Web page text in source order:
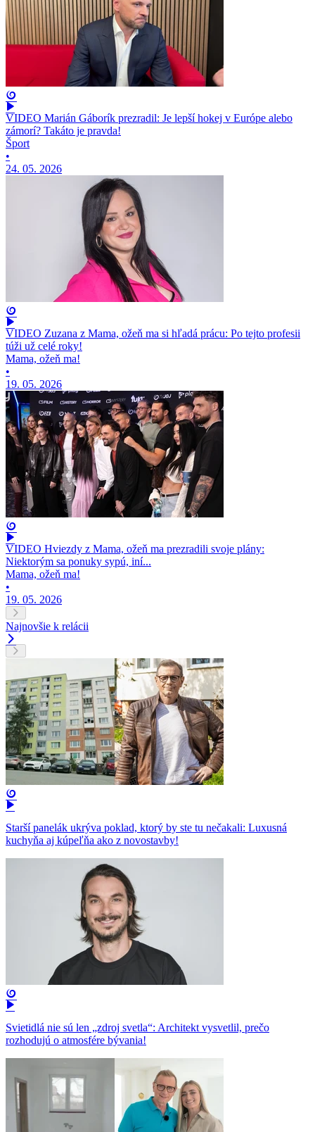
VIDEO Marián Gáborík prezradil: Je lepší hokej v Európe alebo
zámorí? Takáto je pravda!
Šport
•
24. 05. 2026
VIDEO Zuzana z Mama, ožeň ma si hľadá prácu: Po tejto profesii
túži už celé roky!
Mama, ožeň ma!
•
19. 05. 2026
VIDEO Hviezdy z Mama, ožeň ma prezradili svoje plány:
Niektorým sa ponuky sypú, iní...
Mama, ožeň ma!
•
19. 05. 2026
Najnovšie k relácii
Starší panelák ukrýva poklad, ktorý by ste tu nečakali: Luxusná
kuchyňa aj kúpeľňa ako z novostavby!
Svietidlá nie sú len „zdroj svetla“: Architekt vysvetlil, prečo
rozhodujú o atmosfére bývania!